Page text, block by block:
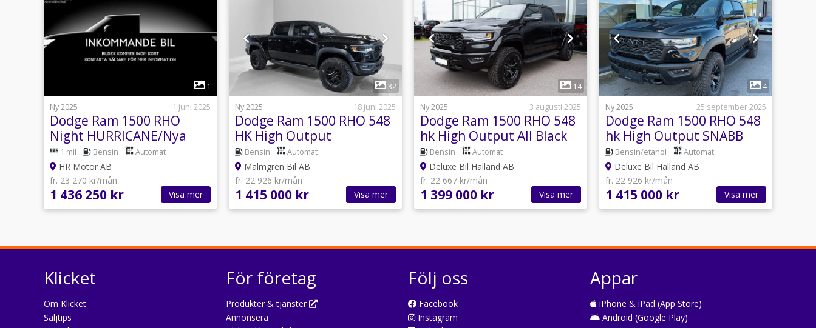
1
Ny 2025
1 juni 2025
Dodge Ram 1500 RHO
Night HURRICANE/Nya
540Hk/Från 6757:- mån
1 mil Bensin Automat
HR Motor AB
fr. 23 270 kr/mån
1 436 250 kr Visa mer
1
32
Ny 2025
18 juni 2025
Dodge Ram 1500 RHO 548
HK High Output
Bensin Automat
Malmgren Bil AB
fr. 22 926 kr/mån
1 415 000 kr Visa mer
1
14
Ny 2025
3 augusti 2025
Dodge Ram 1500 RHO 548
hk High Output All Black
Gloss
Bensin Automat
Deluxe Bil Halland AB
fr. 22 667 kr/mån
1 399 000 kr Visa mer
1
4
Ny 2025
25 september 2025
Dodge Ram 1500 RHO 548
hk High Output SNABB
LEVERANS
Bensin/etanol Automat
Deluxe Bil Halland AB
fr. 22 926 kr/mån
1 415 000 kr Visa mer
Klicket
Om Klicket
Säljtips
För företag
Produkter & tjänster
Annonsera
Följ oss
Facebook
Instagram
Appar
iPhone & iPad (App Store)
Android (Google Play)